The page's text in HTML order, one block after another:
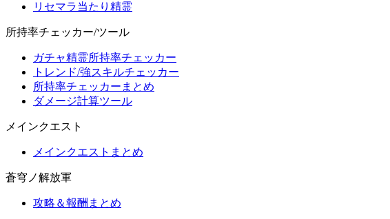
リセマラ当たり精霊
所持率チェッカー/ツール
ガチャ精霊所持率チェッカー
トレンド/強スキルチェッカー
所持率チェッカーまとめ
ダメージ計算ツール
メインクエスト
メインクエストまとめ
蒼穹ノ解放軍
攻略＆報酬まとめ